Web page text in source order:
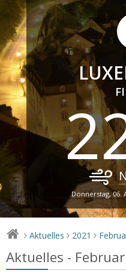
Donnerstag, 06.
> Aktuelles > 2021 >
Aktuelles -